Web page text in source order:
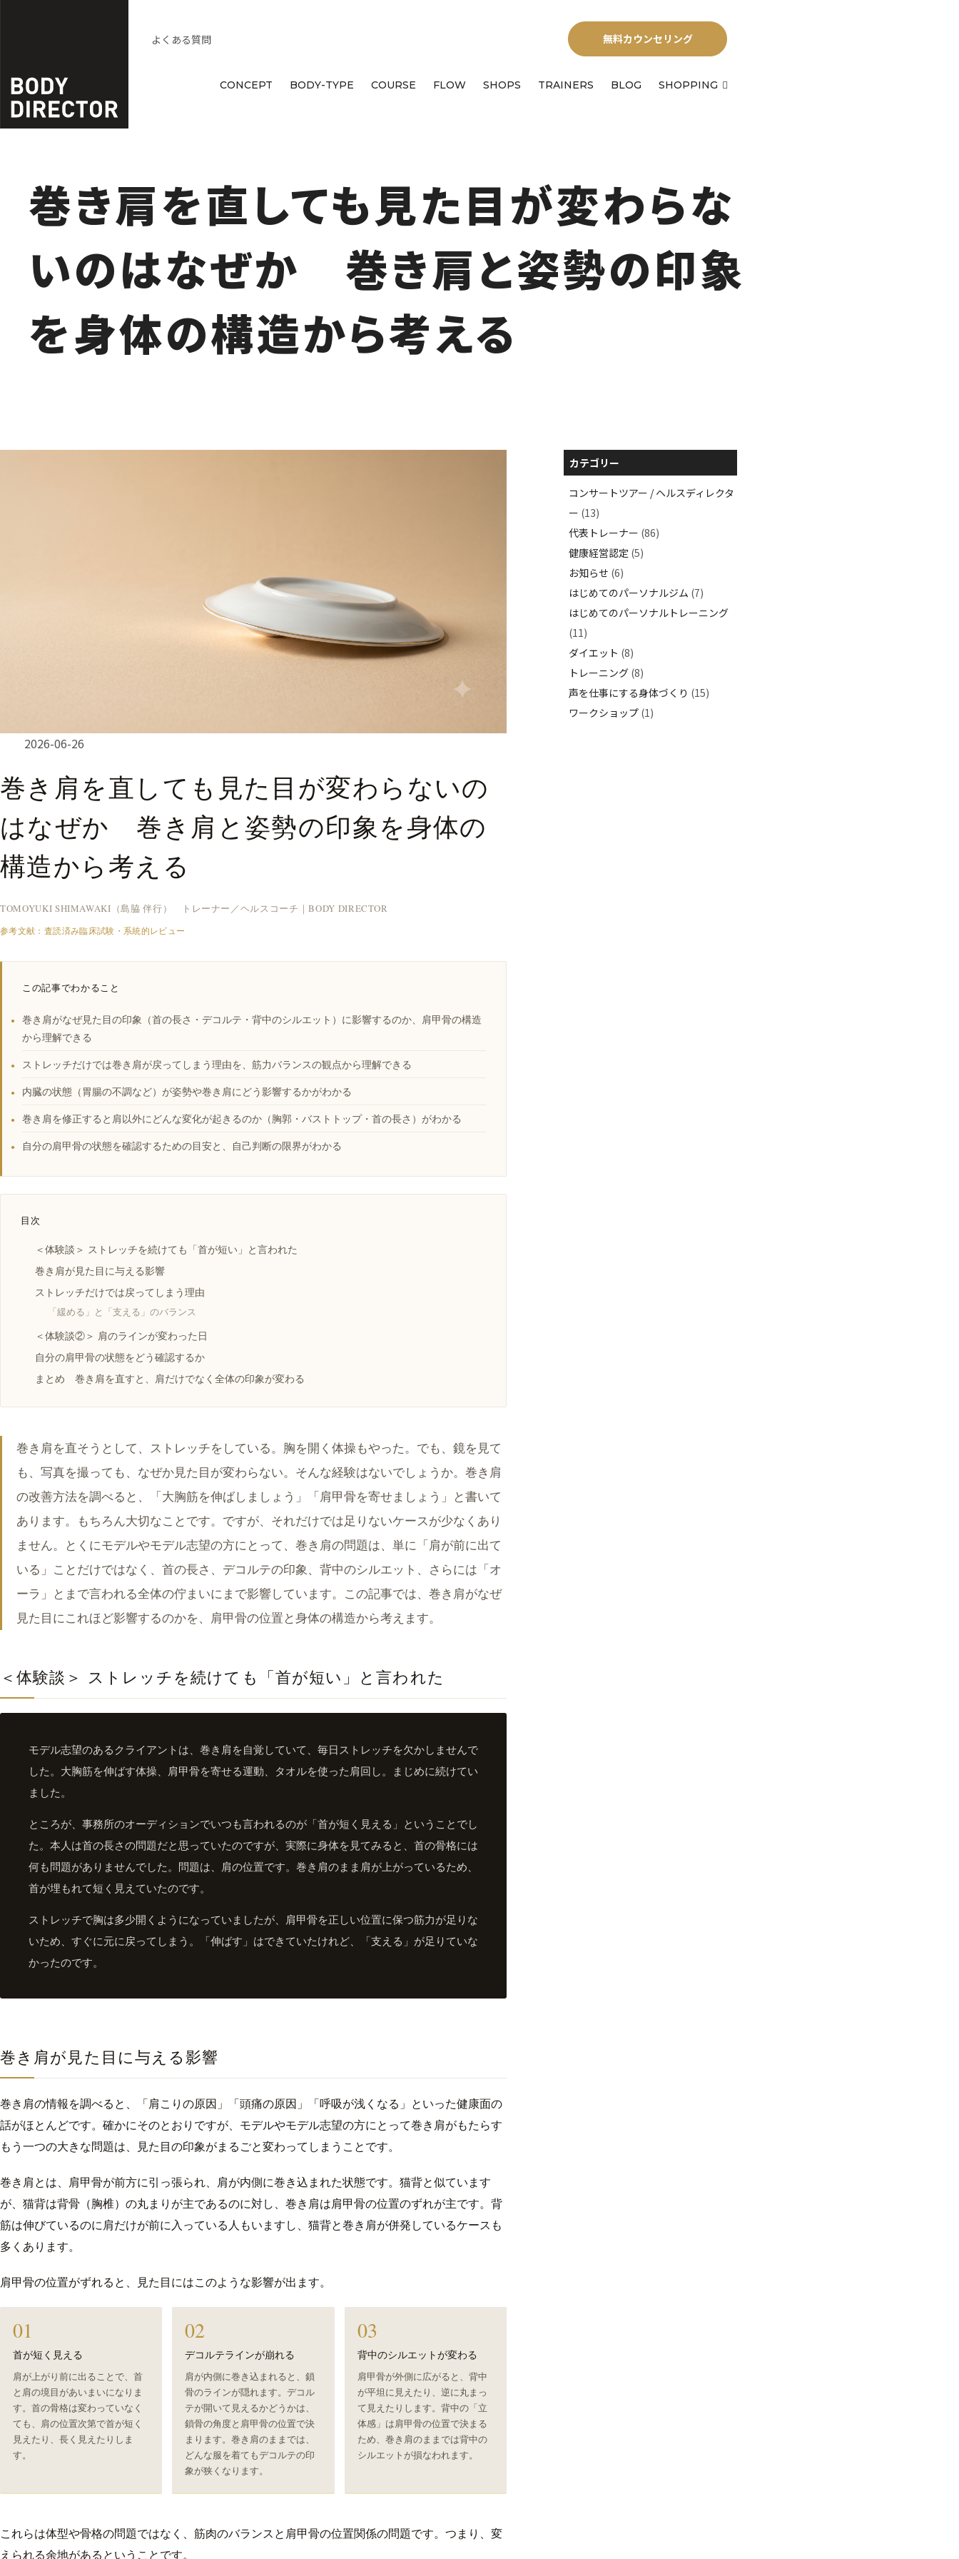
よくある質問 無料カウンセリング
CONCEPT BODY-TYPE COURSE FLOW SHOPS TRAINERS BLOG SHOPPING
巻き肩を直しても見た目が変わらな
いのはなぜか 巻き肩と姿勢の印象
を身体の構造から考える
2026-06-26
巻き肩を直しても見た目が変わらないの
はなぜか 巻き肩と姿勢の印象を身体の
構造から考える
TOMOYUKI SHIMAWAKI（島脇 伴行） トレーナー／ヘルスコーチ｜BODY DIRECTOR
参考文献：査読済み臨床試験・系統的レビュー
この記事でわかること
●
巻き肩がなぜ見た目の印象（首の長さ・デコルテ・背中のシルエット）に影響するのか、肩甲骨の構造
から理解できる
● ストレッチだけでは巻き肩が戻ってしまう理由を、筋力バランスの観点から理解できる
● 内臓の状態（胃腸の不調など）が姿勢や巻き肩にどう影響するかがわかる
● 巻き肩を修正すると肩以外にどんな変化が起きるのか（胸郭・バストトップ・首の長さ）がわかる
● 自分の肩甲骨の状態を確認するための目安と、自己判断の限界がわかる
目次
＜体験談＞ ストレッチを続けても「首が短い」と言われた
巻き肩が見た目に与える影響
ストレッチだけでは戻ってしまう理由
「緩める」と「支える」のバランス
＜体験談②＞ 肩のラインが変わった日
自分の肩甲骨の状態をどう確認するか
まとめ 巻き肩を直すと、肩だけでなく全体の印象が変わる
巻き肩を直そうとして、ストレッチをしている。胸を開く体操もやった。でも、鏡を見て
も、写真を撮っても、なぜか見た目が変わらない。そんな経験はないでしょうか。巻き肩
の改善方法を調べると、「大胸筋を伸ばしましょう」「肩甲骨を寄せましょう」と書いて
あります。もちろん大切なことです。ですが、それだけでは足りないケースが少なくあり
ません。とくにモデルやモデル志望の方にとって、巻き肩の問題は、単に「肩が前に出て
いる」ことだけではなく、首の長さ、デコルテの印象、背中のシルエット、さらには「オ
ーラ」とまで言われる全体の佇まいにまで影響しています。この記事では、巻き肩がなぜ
見た目にこれほど影響するのかを、肩甲骨の位置と身体の構造から考えます。
＜体験談＞ ストレッチを続けても「首が短い」と言われた
モデル志望のあるクライアントは、巻き肩を自覚していて、毎日ストレッチを欠かしませんで
した。大胸筋を伸ばす体操、肩甲骨を寄せる運動、タオルを使った肩回し。まじめに続けてい
ました。
ところが、事務所のオーディションでいつも言われるのが「首が短く見える」ということでし
た。本人は首の長さの問題だと思っていたのですが、実際に身体を見てみると、首の骨格には
何も問題がありませんでした。問題は、肩の位置です。巻き肩のまま肩が上がっているため、
首が埋もれて短く見えていたのです。
ストレッチで胸は多少開くようになっていましたが、肩甲骨を正しい位置に保つ筋力が足りな
いため、すぐに元に戻ってしまう。「伸ばす」はできていたけれど、「支える」が足りていな
かったのです。
巻き肩が見た目に与える影響
巻き肩の情報を調べると、「肩こりの原因」「頭痛の原因」「呼吸が浅くなる」といった健康面の
話がほとんどです。確かにそのとおりですが、モデルやモデル志望の方にとって巻き肩がもたらす
もう一つの大きな問題は、見た目の印象がまるごと変わってしまうことです。
巻き肩とは、肩甲骨が前方に引っ張られ、肩が内側に巻き込まれた状態です。猫背と似ています
が、猫背は背骨（胸椎）の丸まりが主であるのに対し、巻き肩は肩甲骨の位置のずれが主です。背
筋は伸びているのに肩だけが前に入っている人もいますし、猫背と巻き肩が併発しているケースも
多くあります。
肩甲骨の位置がずれると、見た目にはこのような影響が出ます。
01
首が短く見える
肩が上がり前に出ることで、首
と肩の境目があいまいになりま
す。首の骨格は変わっていなく
ても、肩の位置次第で首が短く
見えたり、長く見えたりしま
す。
02
デコルテラインが崩れる
肩が内側に巻き込まれると、鎖
骨のラインが隠れます。デコル
テが開いて見えるかどうかは、
鎖骨の角度と肩甲骨の位置で決
まります。巻き肩のままでは、
どんな服を着てもデコルテの印
象が狭くなります。
03
背中のシルエットが変わる
肩甲骨が外側に広がると、背中
が平坦に見えたり、逆に丸まっ
て見えたりします。背中の「立
体感」は肩甲骨の位置で決まる
ため、巻き肩のままでは背中の
シルエットが損なわれます。
これらは体型や骨格の問題ではなく、筋肉のバランスと肩甲骨の位置関係の問題です。つまり、変
えられる余地があるということです。
カテゴリー
コンサートツアー / ヘルスディレクタ
ー (13)
代表トレーナー (86)
健康経営認定 (5)
お知らせ (6)
はじめてのパーソナルジム (7)
はじめてのパーソナルトレーニング
(11)
ダイエット (8)
トレーニング (8)
声を仕事にする身体づくり (15)
ワークショップ (1)